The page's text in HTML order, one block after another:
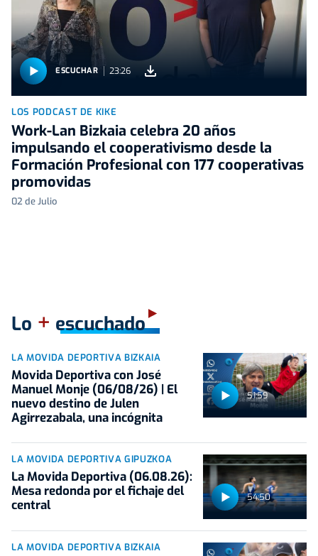
ESCUCHAR 23:26
LOS PODCAST DE KIKE
Work-Lan Bizkaia celebra 20 años
impulsando el cooperativismo desde la
Formación Profesional con 177 cooperativas
promovidas
02 de Julio
Lo + escuchado
51:59
LA MOVIDA DEPORTIVA BIZKAIA
Movida Deportiva con José
Manuel Monje (06/08/26) | El
nuevo destino de Julen
Agirrezabala, una incógnita
54:50
LA MOVIDA DEPORTIVA GIPUZKOA
La Movida Deportiva (06.08.26):
Mesa redonda por el fichaje del
central
LA MOVIDA DEPORTIVA BIZKAIA